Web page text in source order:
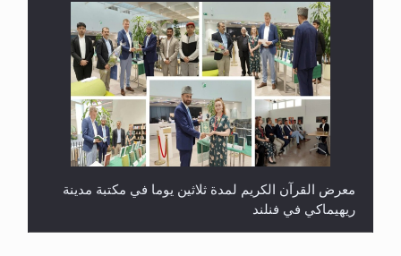
ندوة حول نظام الوصية في الجماعة الأحمدية في
شيتاغونغ – بنغلاديش